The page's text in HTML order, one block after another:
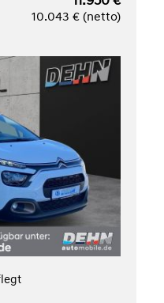
10.043 € (netto)